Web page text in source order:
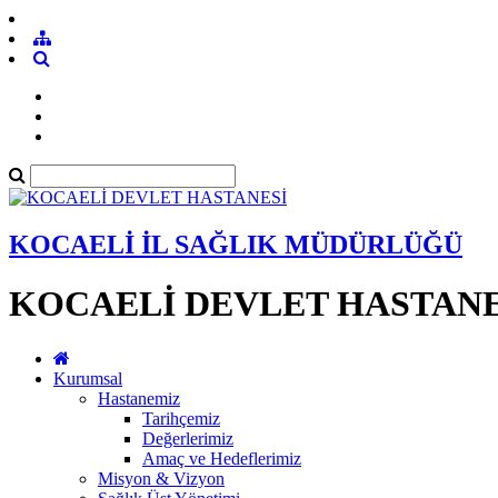
KOCAELİ İL SAĞLIK MÜDÜRLÜĞÜ
KOCAELİ DEVLET
Kurumsal
Hastanemiz
Tarihçemiz
Değerlerimiz
Amaç ve Hedeflerimiz
Misyon & Vizyon